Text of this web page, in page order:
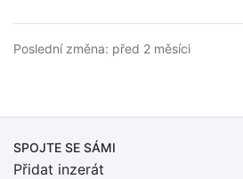
Poslední změna: před 2 měsíci
SPOJTE SE SÁMI
Přidat inzerát